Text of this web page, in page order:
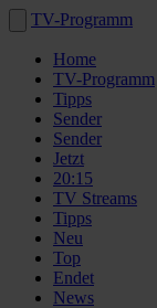
TV-Programm
Home
TV-Programm
Tipps
Sender
Sender
Jetzt
20:15
TV Streams
Tipps
Neu
Top
Endet
News